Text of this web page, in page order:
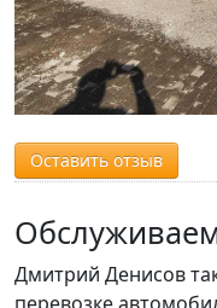
Оставить отзыв
Дмитрий Денисов